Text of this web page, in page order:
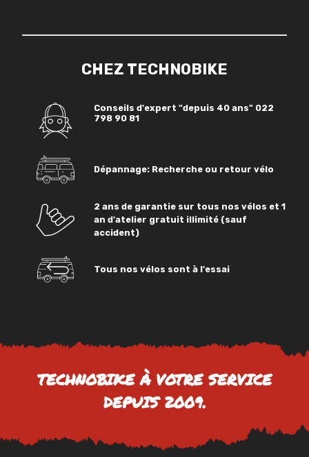
CHEZ TECHNOBIKE
Conseils d'expert "depuis 40 ans" 022
798 90 81
Dépannage: Recherche ou retour vélo
2 ans de garantie sur tous nos vélos et 1
an d'atelier gratuit illimité (sauf
accident)
Tous nos vélos sont à l'essai
TECHNOBIKE À VOTRE SERVICE
DEPUIS 2009.